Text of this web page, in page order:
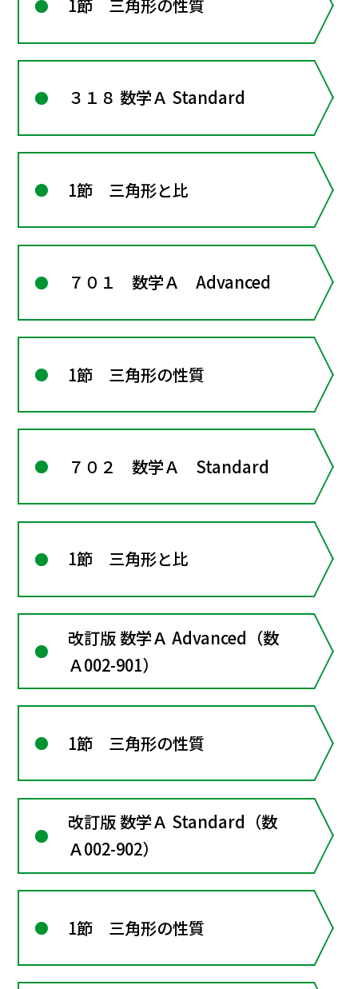
1節 三角形の性質
３１８ 数学Ａ Standard
1節 三角形と比
７０１ 数学Ａ Advanced
1節 三角形の性質
７０２ 数学Ａ Standard
1節 三角形と比
改訂版 数学Ａ Advanced（数
Ａ002-901）
1節 三角形の性質
改訂版 数学Ａ Standard（数
Ａ002-902）
1節 三角形の性質